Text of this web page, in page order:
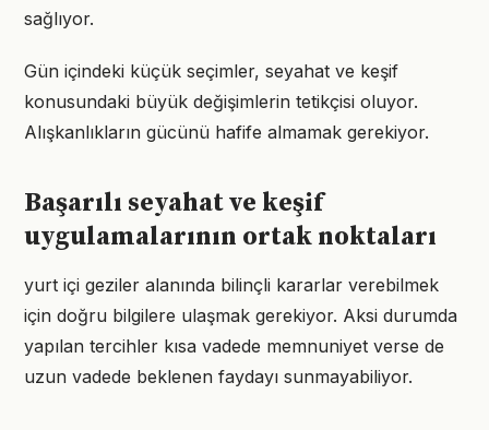
sağlıyor.
Gün içindeki küçük seçimler, seyahat ve keşif
konusundaki büyük değişimlerin tetikçisi oluyor.
Alışkanlıkların gücünü hafife almamak gerekiyor.
Başarılı seyahat ve keşif
uygulamalarının ortak noktaları
yurt içi geziler alanında bilinçli kararlar verebilmek
için doğru bilgilere ulaşmak gerekiyor. Aksi durumda
yapılan tercihler kısa vadede memnuniyet verse de
uzun vadede beklenen faydayı sunmayabiliyor.